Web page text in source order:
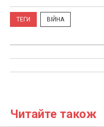
ТЕГИ ВІЙНА
Читайте також